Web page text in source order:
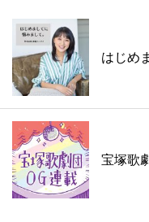
はじめ
宝塚歌